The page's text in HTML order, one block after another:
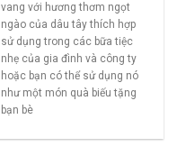
vang với hương thơm ngọt
ngào của dâu tây thích hợp
sử dụng trong các bữa tiệc
nhẹ của gia đình và công ty
hoặc bạn có thể sử dụng nó
như một món quà biếu tặng
bạn bè